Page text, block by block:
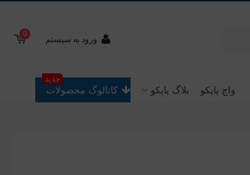
ورود به سیستم
0
واچ پاپکو بلاگ پاپکو کاتالوگ محصولات
جدید